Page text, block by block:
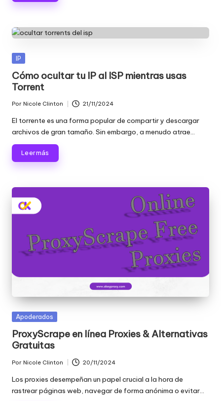
Publicada
IP
Cómo ocultar tu IP al ISP mientras usas
Torrent
por
Por Nicole Clinton 21/11/2024
El torrente es una forma popular de compartir y descargar
archivos de gran tamaño. Sin embargo, a menudo atrae...
Leer más
Publicada
Apoderados
ProxyScrape en línea Proxies & Alternativas
Gratuitas
Publicado
por
Por Nicole Clinton 20/11/2024
Los proxies desempeñan un papel crucial a la hora de
rastrear páginas web, navegar de forma anónima o evitar...